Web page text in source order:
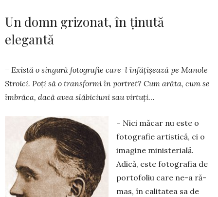
Un domn grizonat, în ținută
elegantă
– Există o singură fotografie ca­re-l înfă­ţişează pe Manole
Stroici. Poţi să o transformi în por­tret? Cum arăta, cum se
îmbrăca, dacă avea slă­biciuni sau virtuţi…
– Nici măcar nu este o
foto­grafie ar­tistică, ci o
imagine ministerială.
Adică, este foto­grafia de
portofoliu ca­re ne-a ră­
mas, în calitatea sa de